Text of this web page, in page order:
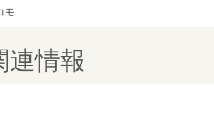
モ
連情報